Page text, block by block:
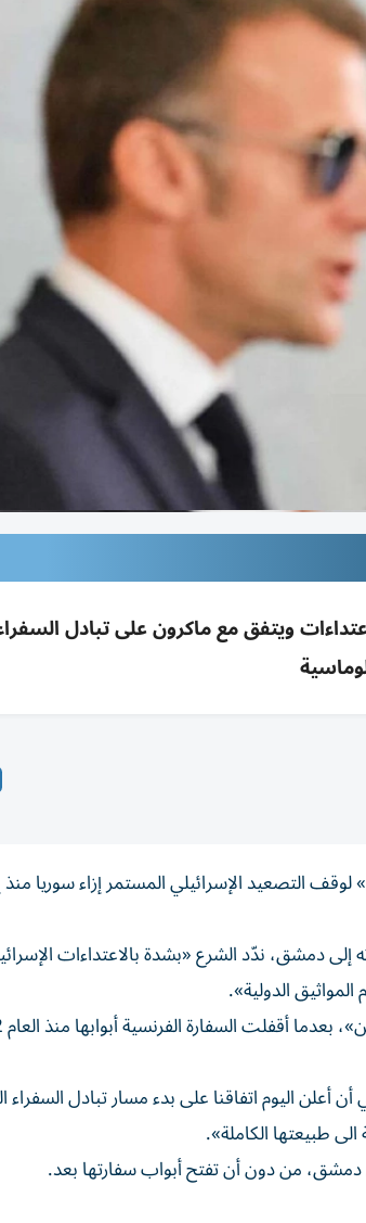
ويتفق مع ماكرون على تبادل
التصعيد الإسرائيلي المستمر إزاء سوريا
دمشق، ندّد الشرع «بشدة بالاعتداءات
الدولية».
اليوم اتفاقنا على بدء مسار تبادل السفراء
طبيعتها الكاملة».